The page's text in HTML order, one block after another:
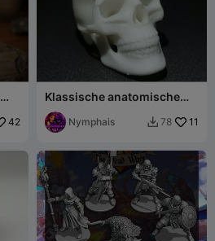
42
Klassische anatomische
Menschenschädel-
Skulptur mit
Knochendetails
Nymphais  78 11